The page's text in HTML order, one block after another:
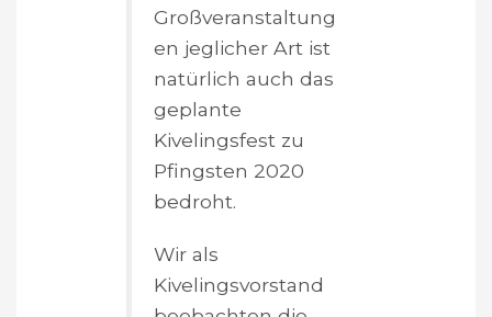
Großveranstaltung
en jeglicher Art ist
natürlich auch das
geplante
Kivelingsfest zu
Pfingsten 2020
bedroht.
Wir als
Kivelingsvorstand